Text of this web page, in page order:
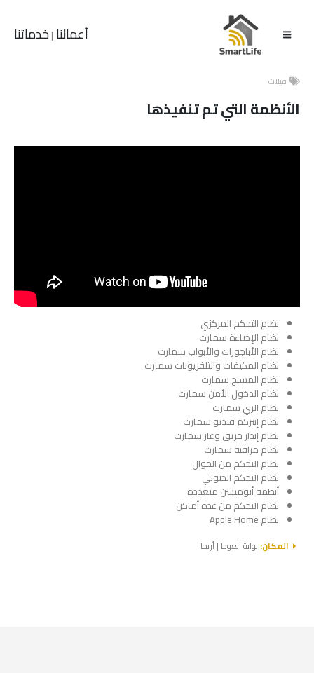
أعمالنا |خدماتنا
فيلات
الأنظمة التي تم تنفيذها
نظام التحكم المركزي
نظام الإضاءة سمارت
نظام الأباجورات والأبواب سمارت
نظام المكيفات والتلفزيونات سمارت
نظام المسبح سمارت
نظام الدخول الأمن سمارت
نظام الري سمارت
نظام إنتركم فيديو سمارت
نظام إنذار حريق وغاز سمارت
نظام مراقبة سمارت
نظام التحكم من الجوال
نظام التحكم الصوتي
أنظمة أتوميشن متعددة
نظام التحكم من عدة أماكن
نظام Apple Home
المكان: بوابة العوجا | أريحا